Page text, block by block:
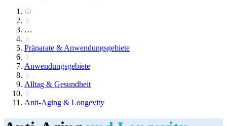
…
Präparate & Anwendungsgebiete
Anwendungsgebiete
Alltag & Gesundheit
Anti-Aging & Longevity